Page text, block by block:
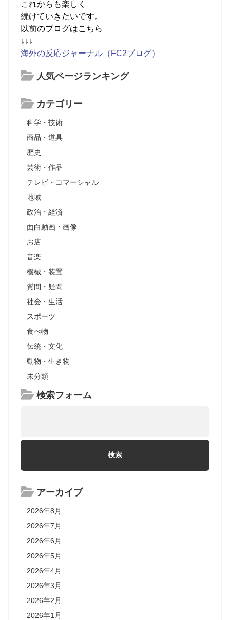
これからも楽しく
続けていきたいです。
以前のブログはこちら
↓↓↓
海外の反応ジャーナル（FC2ブログ）
人気ページランキング
カテゴリー
科学・技術
商品・道具
歴史
芸術・作品
テレビ・コマーシャル
地域
政治・経済
面白動画・画像
お店
音楽
機械・装置
質問・疑問
社会・生活
スポーツ
食べ物
伝統・文化
動物・生き物
未分類
検索フォーム
アーカイブ
2026年8月
2026年7月
2026年6月
2026年5月
2026年4月
2026年3月
2026年2月
2026年1月